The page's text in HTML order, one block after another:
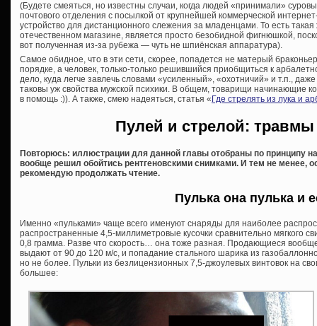
(Будете смеяться, но известны случаи, когда людей «принимали»
почтового отделения с посылкой от крупнейшей коммерческой
устройство для дистанционного слежения за младенцами. То есть
отечественном магазине, является просто безобидной фигнюшкой,
вот полученная из-за рубежа — чуть не шпиёнская аппаратура).
Самое обидное, что в эти сети, скорее, попадется не матерый
порядке, а человек, только-только решившийся приобщиться к
дело, куда легче завлечь словами «усиленный», «охотничий» и т.п.,
таковы уж свойства мужской психики. В общем, товарищи начинающие
в помощь :)). А также, смею надеяться, статья « Где стрелять из лука и
Пулей и стрелой: травмы
Повторюсь: иллюстрации для данной главы отобраны по принципу
вообще решил обойтись рентгеновскими снимками. И тем не менее,
рекомендую продолжать чтение.
Пулька она пулька и
Именно «пульками» чаще всего именуют снаряды для наиболее
распространенные 4,5-миллиметровые кусочки сравнительно мягкого
0,8 грамма. Разве что скорость… она тоже разная. Продающиеся
выдают от 90 до 120 м/с, и попадание стального шарика из
но не более. Пульки из безлицензионных 7,5-джоулевых винтовок на
большее: